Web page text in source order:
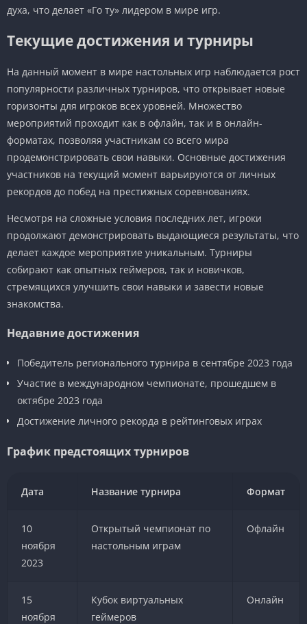
духа, что делает «Го ту» лидером в мире игр.
Текущие достижения и турниры
На данный момент в мире настольных игр наблюдается рост
популярности различных турниров, что открывает новые
горизонты для игроков всех уровней. Множество
мероприятий проходит как в офлайн, так и в онлайн-
форматах, позволяя участникам со всего мира
продемонстрировать свои навыки. Основные достижения
участников на текущий момент варьируются от личных
рекордов до побед на престижных соревнованиях.
Несмотря на сложные условия последних лет, игроки
продолжают демонстрировать выдающиеся результаты, что
делает каждое мероприятие уникальным. Турниры
собирают как опытных геймеров, так и новичков,
стремящихся улучшить свои навыки и завести новые
знакомства.
Недавние достижения
Победитель регионального турнира в сентябре 2023 года
Участие в международном чемпионате, прошедшем в
октябре 2023 года
Достижение личного рекорда в рейтинговых играх
График предстоящих турниров
Дата Название турнира Формат
10
ноября
2023
Открытый чемпионат по
настольным играм
Офлайн
15
ноября
Кубок виртуальных
геймеров
Онлайн